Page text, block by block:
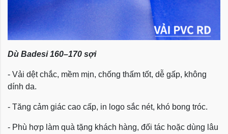
Dù Badesi 160–170 sợi
- Vải dệt chắc, mềm mịn, chống thấm tốt, dễ gấp, không
dính da.
- Tăng cảm giác cao cấp, in logo sắc nét, khó bong tróc.
- Phù hợp làm quà tặng khách hàng, đối tác hoặc dùng lâu